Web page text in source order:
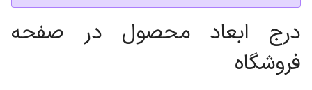
درج ابعاد محصول در صفحه
فروشگاه